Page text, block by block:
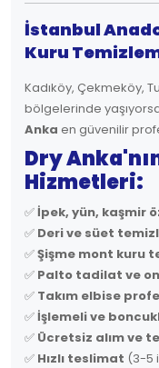
İstanbul
Kuru
Kadıköy, Çekmeköy,
bölgelerinde
Anka en güvenilir
Dry
Hizmetleri:
✅İpek, yün, kaşmir
✅ Deri ve süet
✅Şişme mont kuru
✅ Palto tadilat ve
✅ Takım elbise
✅İşlemeli ve
✅ Ücretsiz alım ve
✅ Hızlı teslimat (3-5